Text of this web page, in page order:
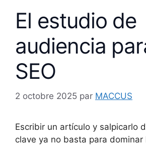
El estudio de
audiencia
SEO
2 octobre 2025 par MACCUS
Escribir un artículo y salpicarlo
clave ya no basta para dominar